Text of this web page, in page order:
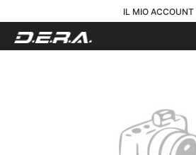
IL MIO ACCOUNT